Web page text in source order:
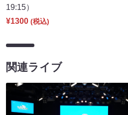
19:15）
¥1300 (税込)
関連ライブ